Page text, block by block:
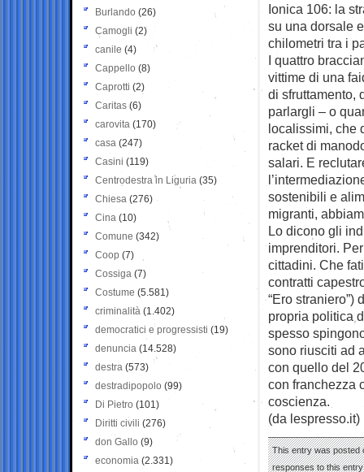
Ionica 106: la
su una dorsale
chilometri tra i
I quattro
vittime di una
di sfruttamento,
parlargli – o
localissimi, che
racket di
salari. E
sostenibili e
migranti,
Lo dicono gli
imprenditori.
cittadini. Che
contratti
“Ero straniero”)
propria politica
spesso
sono riusciti ad
con quello del
con franchezza
coscienza.
(da lespresso.it)
This entry was posted
responses to this
Burlando (26)
Camogli (2)
canile (4)
Cappello (8)
Caprotti (2)
Caritas (6)
carovita (170)
casa (247)
Casini (119)
Centrodestra in Liguria (35)
Chiesa (276)
Cina (10)
Comune (342)
Coop (7)
Cossiga (7)
Costume (5.581)
criminalità (1.402)
democratici e progressisti (19)
denuncia (14.528)
destra (573)
destradipopolo (99)
Di Pietro (101)
Diritti civili (276)
don Gallo (9)
economia (2.331)